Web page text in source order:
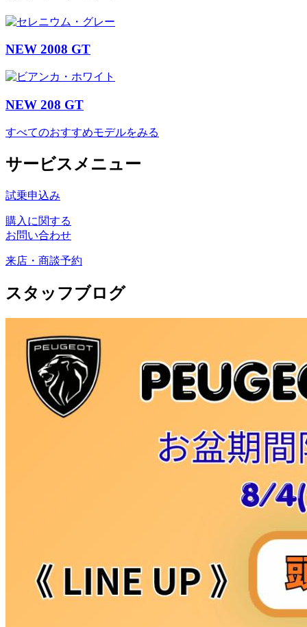
NEW 2008 GT
NEW 208 GT
すべてのおすすめモデルをみる
サービスメニュー
試乗申込み
購入に関する
お問い合わせ
来店・商談予約
スタッフブログ